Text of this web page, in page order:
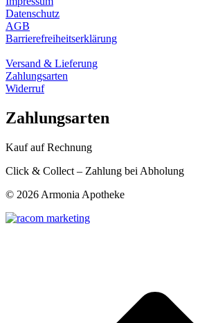
Datenschutz
AGB
Barrierefreiheitserklärung
Versand & Lieferung
Zahlungsarten
Widerruf
Zahlungsarten
Kauf auf Rechnung
Click & Collect – Zahlung bei Abholung
© 2026 Armonia Apotheke